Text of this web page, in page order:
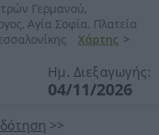
Γερμανού,
Αγία Σοφία, Πλατεία
Χάρτης >
Ημ. Διεξαγωγής:
04/11/2026
>>